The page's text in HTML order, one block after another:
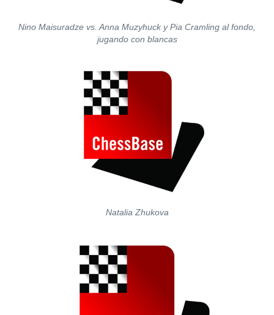
Nino Maisuradze vs. Anna Muzyhuck y Pia Cramling al fondo,
jugando con blancas
Natalia Zhukova